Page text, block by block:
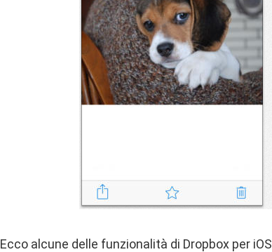
Ecco alcune delle funzionalità di Dropbox per iOS